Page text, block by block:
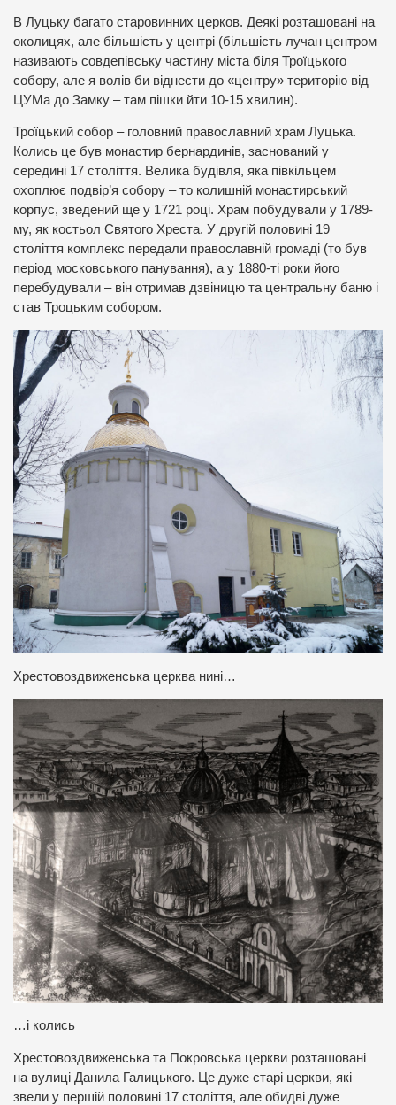
В Луцьку багато старовинних церков. Деякі розташовані на
околицях, але більшість у центрі (більшість лучан центром
називають совдепівську частину міста біля Троїцького
собору, але я волів би віднести до «центру» територію від
ЦУМа до Замку – там пішки йти 10-15 хвилин).
Троїцький собор – головний православний храм Луцька.
Колись це був монастир бернардинів, заснований у
середині 17 століття. Велика будівля, яка півкільцем
охоплює подвір’я собору – то колишній монастирський
корпус, зведений ще у 1721 році. Храм побудували у 1789-
му, як костьол Святого Хреста. У другій половині 19
століття комплекс передали православній громаді (то був
період московського панування), а у 1880-ті роки його
перебудували – він отримав дзвіницю та центральну баню і
став Троцьким собором.
Хрестовоздвиженська церква нині…
…і колись
Хрестовоздвиженська та Покровська церкви розташовані
на вулиці Данила Галицького. Це дуже старі церкви, які
звели у першій половині 17 століття, але обидві дуже